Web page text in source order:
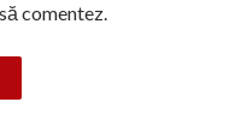
comentez.